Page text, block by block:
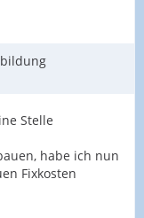
Stelle
habe ich nun
Fixkosten